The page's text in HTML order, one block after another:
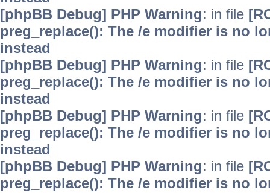
[phpBB Debug] PHP Warning: in file
preg_replace(): The /e modifier is no
instead
[phpBB Debug] PHP Warning: in file
preg_replace(): The /e modifier is no
instead
[phpBB Debug] PHP Warning: in file
preg_replace(): The /e modifier is no
instead
[phpBB Debug] PHP Warning: in file
preg_replace(): The /e modifier is no